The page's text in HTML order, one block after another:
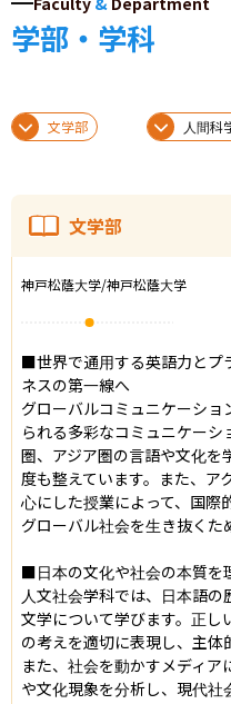
学部・学科
文学部 人間科
文学部
神戸松蔭大学/神戸松蔭大学
■世界で通用する英語力とプ
ネスの第一線へ
グローバルコミュニケーシ
られる多彩なコミュニケー
圏、アジア圏の言語や文化を
度も整えています。また、ア
心にした授業によって、国際
グローバル社会を生き抜くた
■日本の文化や社会の本質を
人文社会学科では、日本語
文学について学びます。正し
の考えを適切に表現し、主体
また、社会を動かすメディ
や文化現象を分析し、現代社